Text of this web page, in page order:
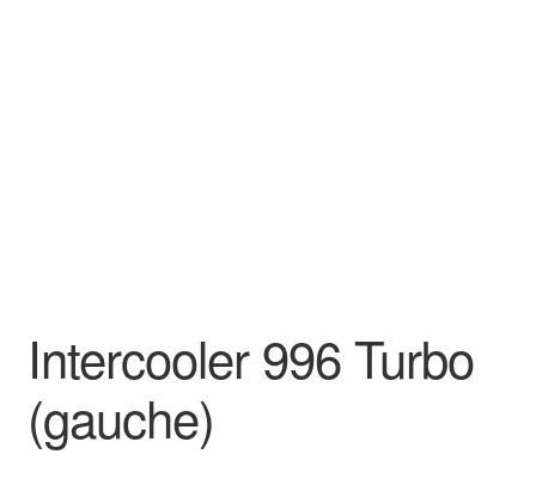
Intercooler 996 Turbo
(gauche)